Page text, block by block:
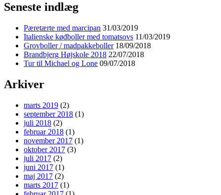
Seneste indlæg
Pæretærte med marcipan 31/03/2019
Italienske kødboller med tomatsovs 11/03/2019
Grovboller / madpakkeboller 18/09/2018
Brandbjerg Højskole 2018 22/07/2018
Tur til Michael og Lone 09/07/2018
Arkiver
marts 2019 (2)
september 2018 (1)
juli 2018 (2)
februar 2018 (1)
november 2017 (1)
oktober 2017 (3)
juli 2017 (2)
juni 2017 (1)
maj 2017 (2)
marts 2017 (1)